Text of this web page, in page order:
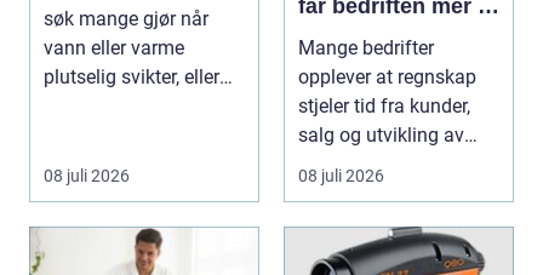
søk mange gjør når
vann eller varme
plutselig svikter, eller
08 juli 2026
får bedriften mer ut
av regnskapet
Mange bedrifter
opplever at regnskap
stjeler tid fra kunder,
salg og utvikling av
virksomheten. Samt...
08 juli 2026